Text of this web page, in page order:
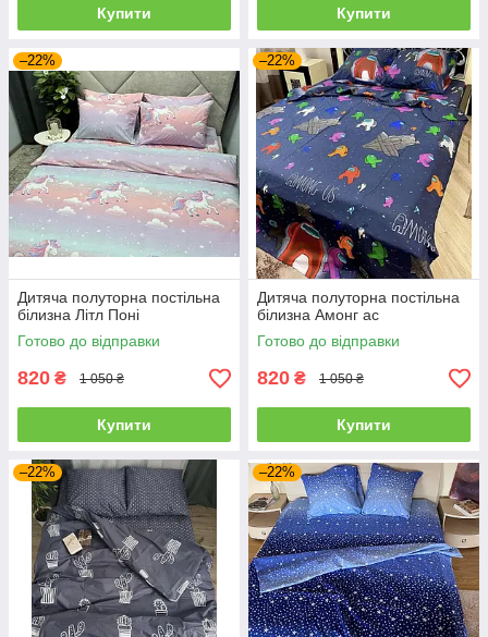
Купити Купити
–22%
Дитяча полуторна постільна
білизна Літл Поні
Готово до відправки
820 ₴ 1 050 ₴
Купити
–22%
Дитяча полуторна постільна
білизна Амонг ас
Готово до відправки
820 ₴ 1 050 ₴
Купити
–22% –22%